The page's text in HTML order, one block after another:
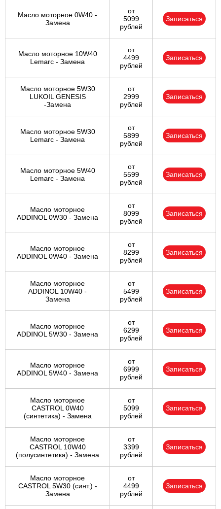
Масло моторное 0W40 -
Замена
от
5099
рублей
Записаться
Масло моторное 10W40
Lemarc - Замена
от
4499
рублей
Записаться
Масло моторное 5W30
LUKOIL GENESIS
-Замена
от
2999
рублей
Записаться
Масло моторное 5W30
Lemarc - Замена
от
5899
рублей
Записаться
Масло моторное 5W40
Lemarc - Замена
от
5599
рублей
Записаться
Масло моторное
ADDINOL 0W30 - Замена
от
8099
рублей
Записаться
Масло моторное
ADDINOL 0W40 - Замена
от
8299
рублей
Записаться
Масло моторное
ADDINOL 10W40 -
Замена
от
5499
рублей
Записаться
Масло моторное
ADDINOL 5W30 - Замена
от
6299
рублей
Записаться
Масло моторное
ADDINOL 5W40 - Замена
от
6999
рублей
Записаться
Масло моторное
CASTROL 0W40
(синтетика) - Замена
от
5099
рублей
Записаться
Масло моторное
CASTROL 10W40
(полусинтетика) - Замена
от
3399
рублей
Записаться
Масло моторное
CASTROL 5W30 (синт.) -
Замена
от
4499
рублей
Записаться